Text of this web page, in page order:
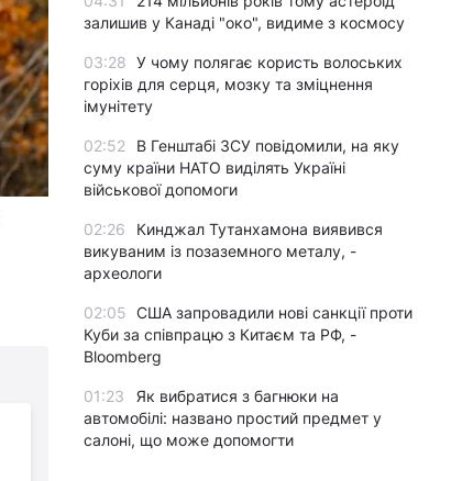
залишив у Канаді "око", видиме з космосу
03:28 У чому полягає користь волоських
горіхів для серця, мозку та зміцнення
імунітету
02:52
В Генштабі ЗСУ повідомили, на яку
суму країни НАТО виділять Україні
військової допомоги
02:26
Кинджал Тутанхамона виявився
викуваним із позаземного металу, -
археологи
02:05 США запровадили нові санкції проти
Куби за співпрацю з Китаєм та РФ, -
Bloomberg
01:23
Як вибратися з багнюки на
автомобілі: названо простий предмет у
салоні, що може допомогти